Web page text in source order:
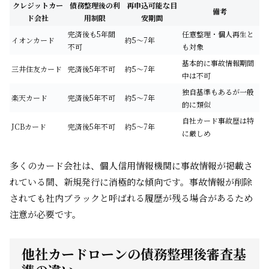
クレジットカー
ド会社
債務整理後の利
用制限
再申込可能な目
安期間
備考
イオンカード
完済後も5年間
不可
約5～7年
任意整理・個人再生と
も対象
三井住友カード 完済後5年不可 約5～7年
基本的に事故情報期間
中は不可
楽天カード 完済後5年不可 約5～7年
独自基準もあるが一般
的に類似
JCBカード 完済後5年不可 約5～7年
自社カード事故歴は特
に厳しめ
多くのカード会社は、個人信用情報機関に事故情報が掲載さ
れている間、新規発行に消極的な傾向です。事故情報が削除
されても社内ブラックと呼ばれる履歴が残る場合があるため
注意が必要です。
他社カードローンの債務整理後審査基